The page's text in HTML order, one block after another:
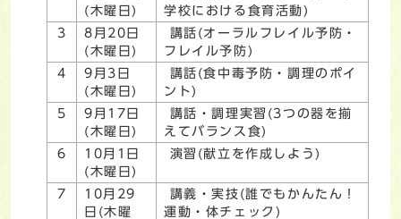
(木曜日)
学校における食育活動)
3
8月20日
(木曜日)
講話(オーラルフレイル予防・
フレイル予防)
4
9月3日
(木曜日)
講話(食中毒予防・調理のポイ
ント)
5
9月17日
(木曜日)
講話・調理実習(3つの器を揃
えてバランス食)
6
10月1日
(木曜日)
演習(献立を作成しよう)
7
10月29
日(木曜
講義・実技(誰でもかんたん！
運動・体チェック)